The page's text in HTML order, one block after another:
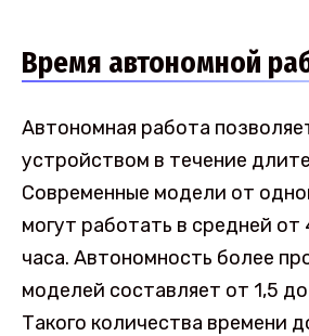
Время автономной
Автономная работа
устройством в течение
Современные модели от
могут работать в средней
часа. Автономность более
моделей составляет от 1,5
Такого количества времени